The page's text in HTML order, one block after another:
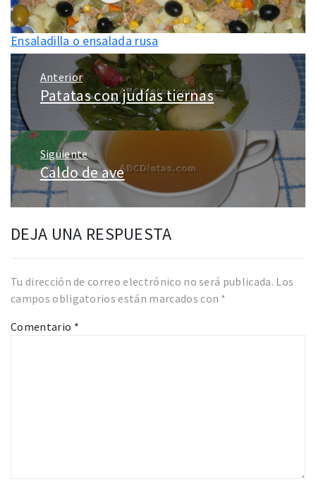
Ensaladilla o ensalada rusa
Navegación
de
entradas
Anterior
Entrada
anterior:
Patatas con judías tiernas
Siguiente
Entrada
siguiente:
Caldo de ave
DEJA UNA RESPUESTA
Tu dirección de correo electrónico no será publicada. Los
campos obligatorios están marcados con *
Comentario *